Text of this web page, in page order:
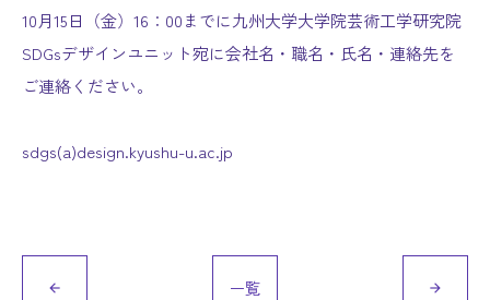
10月15日（金）16：00までに九州大学大学院芸術工学研究院
SDGsデザインユニット宛に会社名・職名・氏名・連絡先を
ご連絡ください。
sdgs(a)design.kyushu-u.ac.jp
arrow_back 一覧 arrow_forward